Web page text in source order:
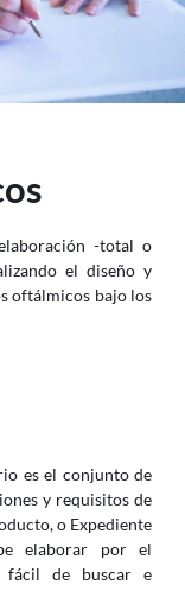
-total o
el diseño y
oftálmicos bajo los
es el conjunto de
y requisitos de
o Expediente
elaborar por el
fácil de buscar e